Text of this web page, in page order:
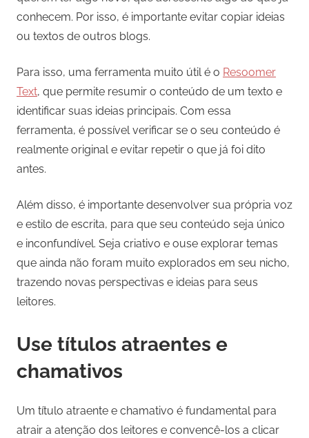
conhecem. Por isso, é importante evitar copiar ideias
ou textos de outros blogs.
Para isso, uma ferramenta muito útil é o Resoomer
Text, que permite resumir o conteúdo de um texto e
identificar suas ideias principais. Com essa
ferramenta, é possível verificar se o seu conteúdo é
realmente original e evitar repetir o que já foi dito
antes.
Além disso, é importante desenvolver sua própria voz
e estilo de escrita, para que seu conteúdo seja único
e inconfundível. Seja criativo e ouse explorar temas
que ainda não foram muito explorados em seu nicho,
trazendo novas perspectivas e ideias para seus
leitores.
Use títulos atraentes e
chamativos
Um título atraente e chamativo é fundamental para
atrair a atenção dos leitores e convencê-los a clicar